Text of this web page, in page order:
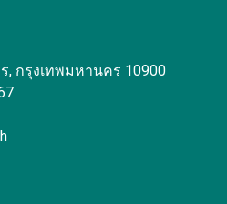
, กรุงเทพมหานคร 10900